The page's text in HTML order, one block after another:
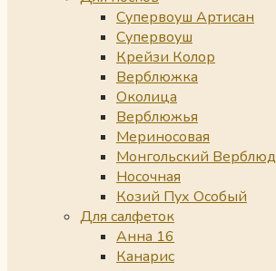
Супервоуш Артисан
Супервоуш
Крейзи Колор
Верблюжка
Околица
Верблюжья
Мериносовая
Монгольский Верблюд
Носочная
Козий Пух Особый
Для салфеток
Анна 16
Канарис